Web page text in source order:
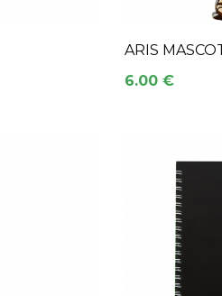
ARIS
6.00 €